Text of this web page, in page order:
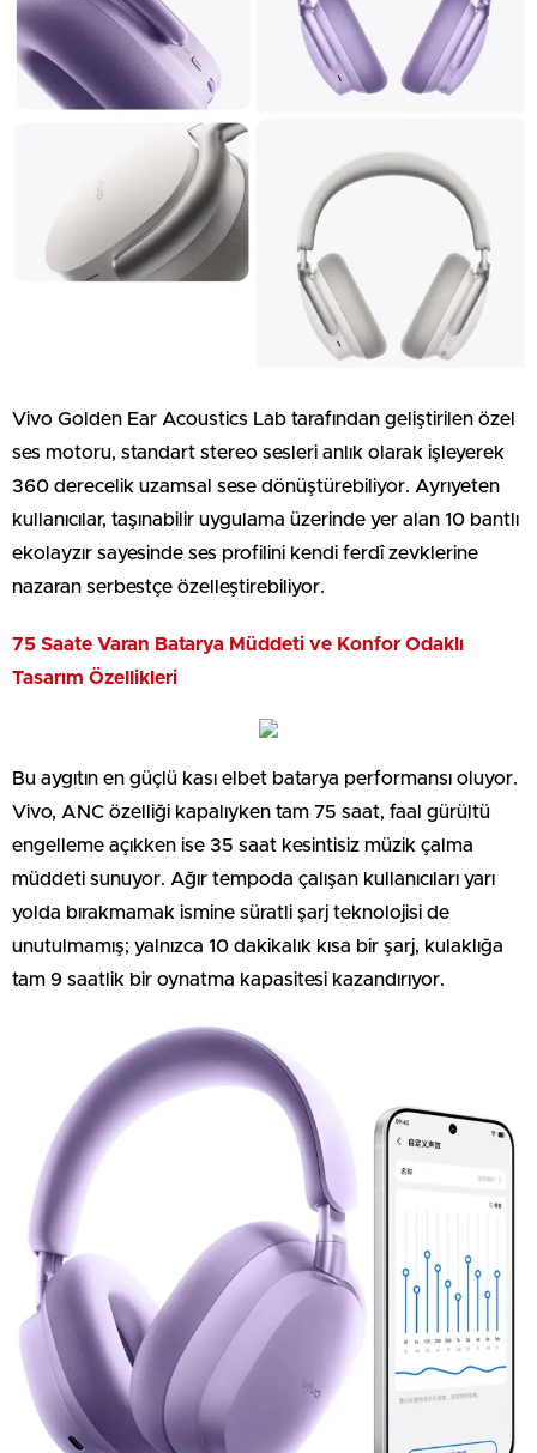
Vivo Golden Ear Acoustics Lab tarafından geliştirilen özel
ses motoru, standart stereo sesleri anlık olarak işleyerek
360 derecelik uzamsal sese dönüştürebiliyor. Ayrıyeten
kullanıcılar, taşınabilir uygulama üzerinde yer alan 10 bantlı
ekolayzır sayesinde ses profilini kendi ferdî zevklerine
nazaran serbestçe özelleştirebiliyor.
75 Saate Varan Batarya Müddeti ve Konfor Odaklı
Tasarım Özellikleri
Bu aygıtın en güçlü kası elbet batarya performansı oluyor.
Vivo, ANC özelliği kapalıyken tam 75 saat, faal gürültü
engelleme açıkken ise 35 saat kesintisiz müzik çalma
müddeti sunuyor. Ağır tempoda çalışan kullanıcıları yarı
yolda bırakmamak ismine süratli şarj teknolojisi de
unutulmamış; yalnızca 10 dakikalık kısa bir şarj, kulaklığa
tam 9 saatlik bir oynatma kapasitesi kazandırıyor.